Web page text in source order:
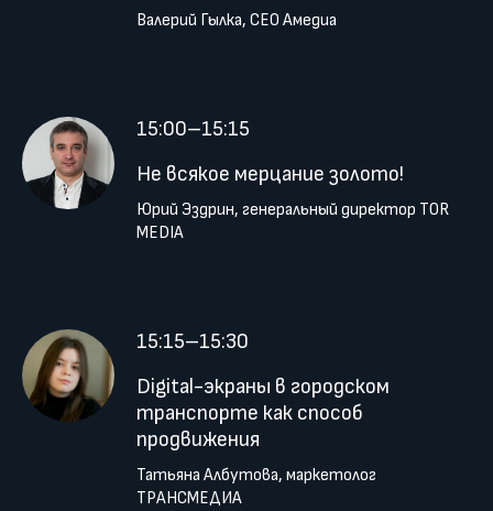
Валерий Гылка, CEO Амедиа
15:00–15:15
Не всякое мерцание золото!
Юрий Эздрин, генеральный директор ТОR
MEDIA
15:15–15:30
Digital-экраны в городском
транспорте как способ
продвижения
Татьяна Албутова, маркетолог
ТРАНСМЕДИА